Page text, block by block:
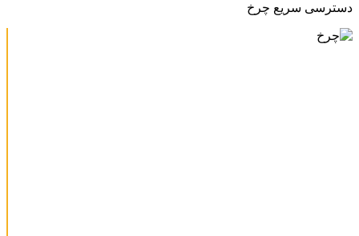
دسترسی سریع چرخ